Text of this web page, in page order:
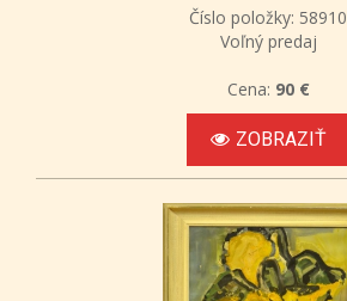
Číslo položky: 58910
Voľný predaj
Cena: 90 €
ZOBRAZIŤ